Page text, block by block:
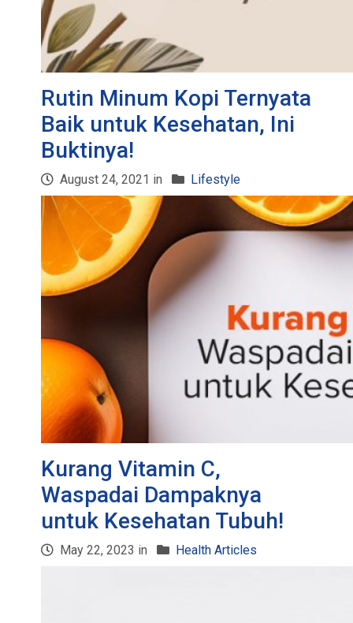
Rutin Minum Kopi Ternyata
Baik untuk Kesehatan, Ini
Buktinya!
August 24, 2021 in Lifestyle
Kurang Vitamin C,
Waspadai Dampaknya
untuk Kesehatan Tubuh!
May 22, 2023 in Health Articles